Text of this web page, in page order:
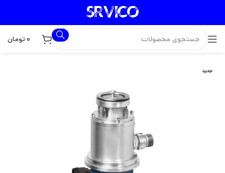
۰ تومان
جدید